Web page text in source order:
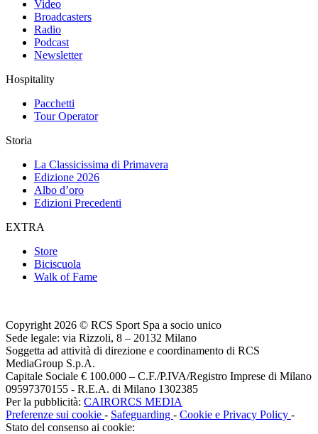
Video
Broadcasters
Radio
Podcast
Newsletter
Hospitality
Pacchetti
Tour Operator
Storia
La Classicissima di Primavera
Edizione 2026
Albo d’oro
Edizioni Precedenti
EXTRA
Store
Biciscuola
Walk of Fame
Copyright 2026 © RCS Sport Spa a socio unico
Sede legale: via Rizzoli, 8 – 20132 Milano
Soggetta ad attività di direzione e coordinamento di RCS
MediaGroup S.p.A.
Capitale Sociale € 100.000 – C.F./P.IVA/Registro Imprese di Milano
09597370155 - R.E.A. di Milano 1302385
Per la pubblicità: CAIRORCS MEDIA
Preferenze sui cookie - Safeguarding - Cookie e Privacy Policy -
Stato del consenso ai cookie: